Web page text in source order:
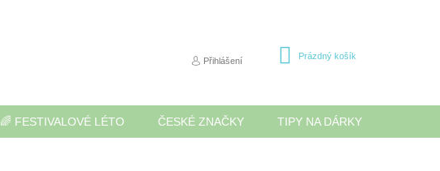
Přihlášení
NÁKUPNÍ
Prázdný košík
🌈 FESTIVALOVÉ LÉTO ČESKÉ ZNAČKY TIPY NA DÁRKY